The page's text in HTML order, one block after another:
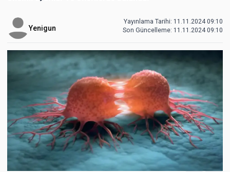
Yenigun
Yayınlama Tarihi: 11.11.2024 09:10
Son Güncelleme: 11.11.2024 09:10